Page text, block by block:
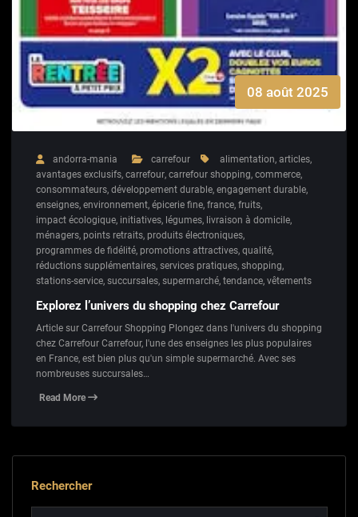
08 août 2025
andorra-mania carrefour alimentation, articles,
avantages exclusifs, carrefour, carrefour shopping, commerce,
consommateurs, développement durable, engagement durable,
enseignes, environnement, épicerie fine, france, fruits,
impact écologique, initiatives, légumes, livraison à domicile,
ménagers, points retraits, produits électroniques,
programmes de fidélité, promotions attractives, qualité,
réductions supplémentaires, services pratiques, shopping,
stations-service, succursales, supermarché, tendance, vêtements
Explorez l’univers du shopping chez Carrefour
Article sur Carrefour Shopping Plongez dans l'univers du shopping
chez Carrefour Carrefour, l'une des enseignes les plus populaires
en France, est bien plus qu'un simple supermarché. Avec ses
nombreuses succursales…
Read More
Rechercher